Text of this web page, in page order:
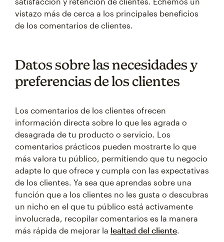
vistazo más de cerca a los principales beneficios
de los comentarios de clientes.
Datos sobre las necesidades y
preferencias de los clientes
Los comentarios de los clientes ofrecen
información directa sobre lo que les agrada o
desagrada de tu producto o servicio. Los
comentarios prácticos pueden mostrarte lo que
más valora tu público, permitiendo que tu negocio
adapte lo que ofrece y cumpla con las expectativas
de los clientes. Ya sea que aprendas sobre una
función que a los clientes no les gusta o descubras
un nicho en el que tu público está activamente
involucrada, recopilar comentarios es la manera
más rápida de mejorar la lealtad del cliente.